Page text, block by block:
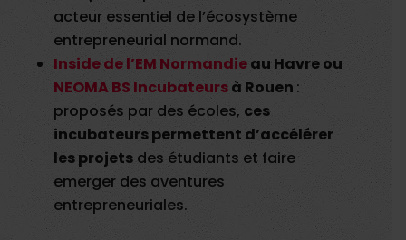
acteur essentiel de l’écosystème
entrepreneurial normand.
Inside de l’EM Normandieau Havre ou
NEOMA BS Incubateursà Rouen :
proposés par des écoles, ces
incubateurs permettent d’accélérer
les projets des étudiants et faire
emerger des aventures
entrepreneuriales.